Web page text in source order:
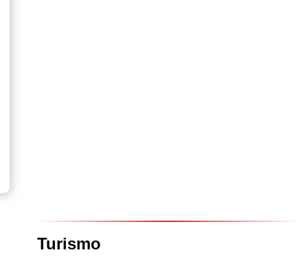
Turismo